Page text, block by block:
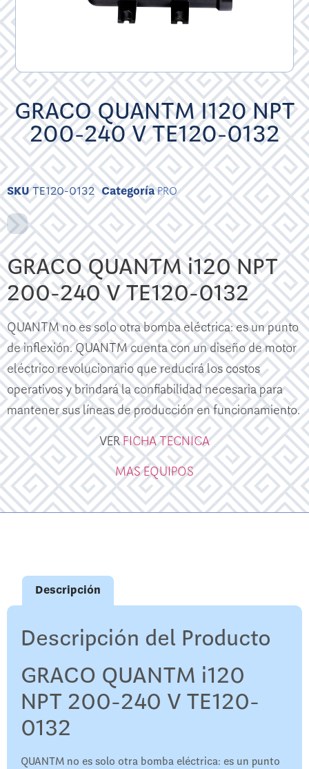
GRACO QUANTM I120 NPT
200-240 V TE120-0132
SKUTE120-0132 CategoríaPRO
GRACO QUANTM i120 NPT
200-240 V TE120-0132
QUANTM no es solo otra bomba eléctrica: es un punto
de inflexión. QUANTM cuenta con un diseño de motor
eléctrico revolucionario que reducirá los costos
operativos y brindará la confiabilidad necesaria para
mantener sus líneas de producción en funcionamiento.
VERFICHA TECNICA
MAS EQUIPOS
Descripción
Descripción del Producto
GRACO QUANTM i120
NPT 200-240 V TE120-
0132
QUANTM no es solo otra bomba eléctrica: es un punto